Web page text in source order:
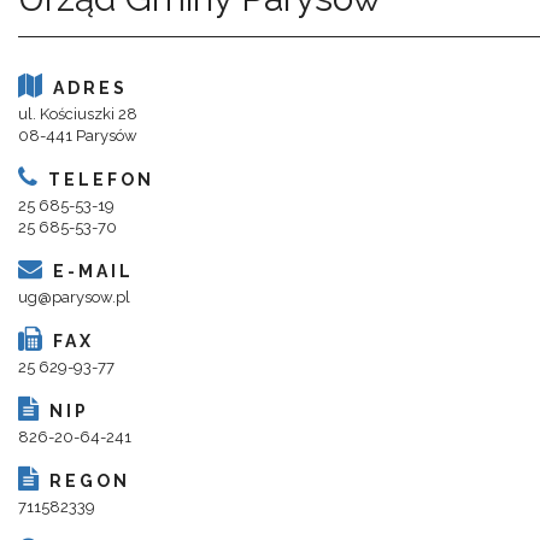
ADRES
ul. Kościuszki 28
08-441 Parysów
TELEFON
25 685-53-19
25 685-53-70
E-MAIL
ug@parysow.pl
FAX
25 629-93-77
NIP
826-20-64-241
REGON
711582339